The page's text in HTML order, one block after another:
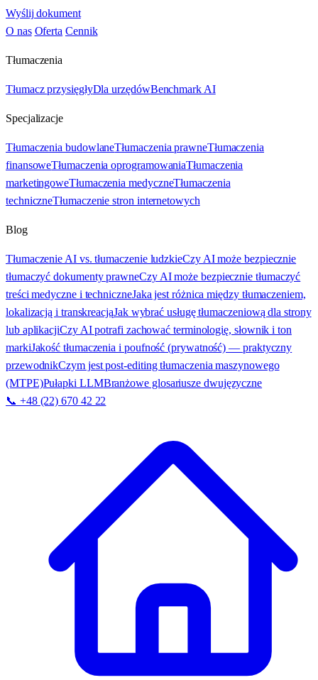
Wyślij dokument
O nas Oferta Cennik
Tłumaczenia
Tłumacz przysięgłyDla urzędówBenchmark AI
Specjalizacje
Tłumaczenia budowlaneTłumaczenia prawneTłumaczenia
finansoweTłumaczenia oprogramowaniaTłumaczenia
marketingoweTłumaczenia medyczneTłumaczenia
techniczneTłumaczenie stron internetowych
Blog
Tłumaczenie AI vs. tłumaczenie ludzkieCzy AI może bezpiecznie
tłumaczyć dokumenty prawneCzy AI może bezpiecznie tłumaczyć
treści medyczne i techniczneJaka jest różnica między tłumaczeniem,
lokalizacją i transkreacjąJak wybrać usługę tłumaczeniową dla strony
lub aplikacjiCzy AI potrafi zachować terminologię, słownik i ton
markiJakość tłumaczenia i poufność (prywatność) — praktyczny
przewodnikCzym jest post-editing tłumaczenia maszynowego
(MTPE)Pułapki LLMBranżowe glosariusze dwujęzyczne
📞 +48 (22) 670 42 22